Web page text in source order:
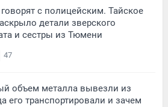
с полицейским. Тайское
детали зверского
и сестры из Тюмени
47
объем металла вывезли из
его транспортировали и зачем